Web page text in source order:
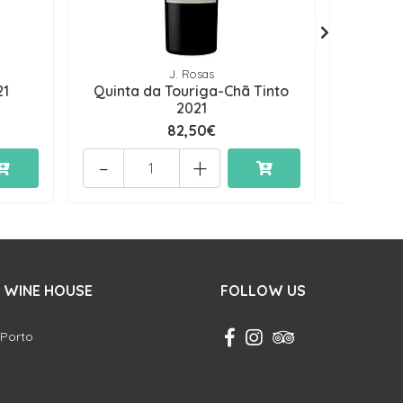
J. Rosas
Quinta da Touriga-Chã Tinto
2021
82,50€
+
-
HOUSE FOLLOW US